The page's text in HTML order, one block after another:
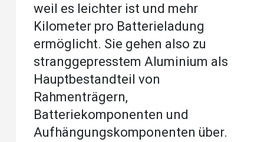
weil es leichter ist und mehr
Kilometer pro Batterieladung
ermöglicht. Sie gehen also zu
stranggepresstem Aluminium als
Hauptbestandteil von
Rahmenträgern,
Batteriekomponenten und
Aufhängungskomponenten über.